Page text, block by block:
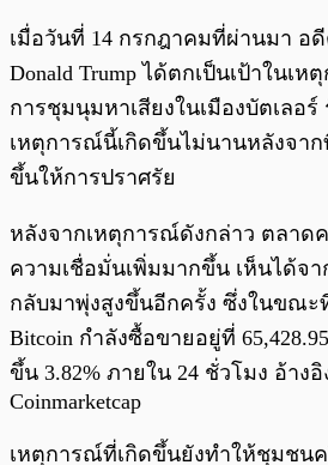
พร้อมเล่น
เมื่อวันที่ 14 กรกฎาคมที่ผ่านมา อ
Donald Trump ได้ตกเป็นเป้าในเ
การชุมนุมหาเสียงในเมืองบัตเลอร์
เหตุการณ์นี้เกิดขึ้นไม่นานหลังจากที่
ขึ้นให้การปราศรัย
หลังจากเหตุการณ์ดังกล่าว ตลาด
ความเชื่อมั่นเพิ่มมากขึ้น เห็นได้จา
กลับมาพุ่งสูงขึ้นอีกครั้ง ซึ่งในขณะ
Bitcoin กำลังซื้อขายอยู่ที่
ขึ้น 3.82% ภายใน 24 ชั่วโมง อ้าง
Coinmarketcap
เหตุการณ์ที่เกิดขึ้นยังทำให้ชุมชน